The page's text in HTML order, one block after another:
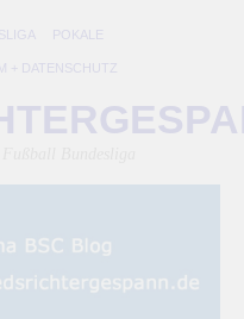
POKALE
+ DATENSCHUTZ